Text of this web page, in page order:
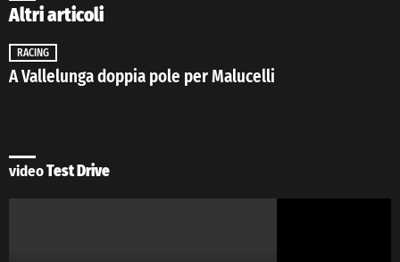
Altri articoli
RACING
A Vallelunga doppia pole per Malucelli
videoTest Drive